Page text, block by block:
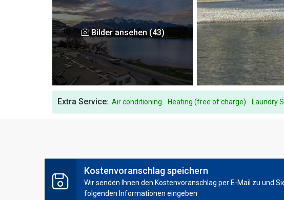
Bilder ansehen (43)
Extra Service: Air conditioning Heating (free of charge) Laundry
Kostenvoranschlag speichern
Wir senden Ihnen den Kostenvoranschlag per E-Mail zu und
folgenden Informationen eingeben